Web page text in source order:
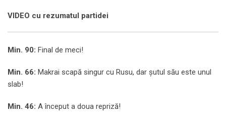
VIDEO cu rezumatul partidei
Min. 90: Final de meci!
Min. 66: Makrai scapă singur cu Rusu, dar șutul său este unul
slab!
Min. 46: A început a doua repriză!